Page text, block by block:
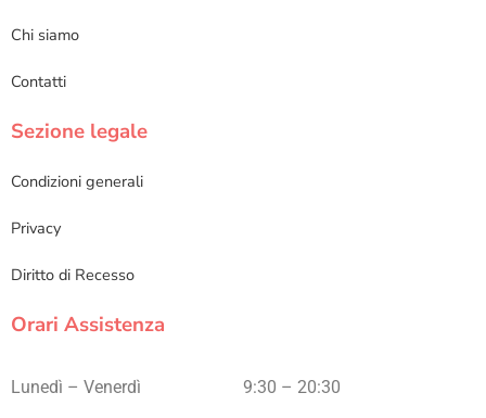
Chi siamo
Contatti
Sezione legale
Condizioni generali
Privacy
Diritto di Recesso
Orari Assistenza
Lunedì – Venerdì 9:30 – 20:30